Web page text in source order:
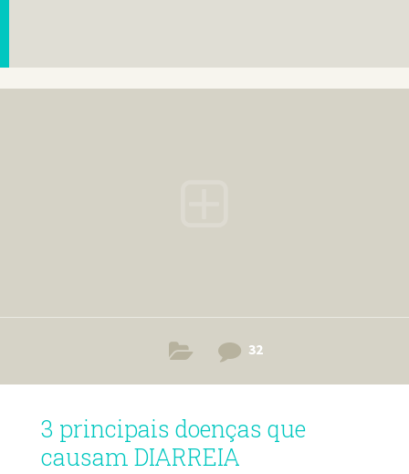
32
3 principais doenças que
causam DIARREIA